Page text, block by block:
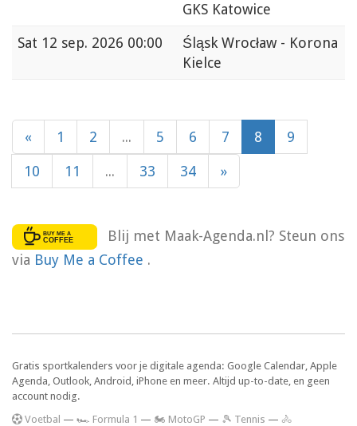
GKS Katowice
Sat 12 sep. 2026 00:00
Śląsk Wrocław - Korona
Kielce
« 1 2 ... 5 6 7 8 9
10 11 ... 33 34 »
Blij met Maak-Agenda.nl? Steun ons
via Buy Me a Coffee .
Gratis sportkalenders voor je digitale agenda: Google Calendar, Apple
Agenda, Outlook, Android, iPhone en meer. Altijd up-to-date, en geen
account nodig.
Voetbal — 🏎️ Formula 1 — 🏍 MotoGP — 🎾 Tennis — 🚴